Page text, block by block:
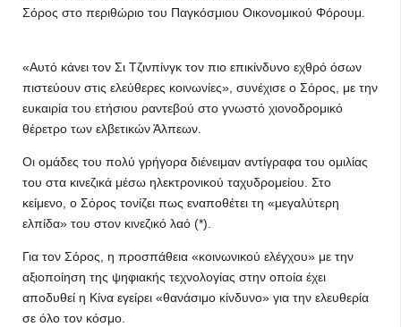
Σόρος στο περιθώριο του Παγκόσμιου Οικονομικού Φόρουμ.
«Αυτό κάνει τον Σι Τζινπίνγκ τον πιο επικίνδυνο εχθρό όσων
πιστεύουν στις ελεύθερες κοινωνίες», συνέχισε ο Σόρος, με την
ευκαιρία του ετήσιου ραντεβού στο γνωστό χιονοδρομικό
θέρετρο των ελβετικών Άλπεων.
Οι ομάδες του πολύ γρήγορα διένειμαν αντίγραφα του ομιλίας
του στα κινεζικά μέσω ηλεκτρονικού ταχυδρομείου. Στο
κείμενο, ο Σόρος τονίζει πως εναποθέτει τη «μεγαλύτερη
ελπίδα» του στον κινεζικό λαό (*).
Για τον Σόρος, η προσπάθεια «κοινωνικού ελέγχου» με την
αξιοποίηση της ψηφιακής τεχνολογίας στην οποία έχει
αποδυθεί η Κίνα εγείρει «θανάσιμο κίνδυνο» για την ελευθερία
σε όλο τον κόσμο.